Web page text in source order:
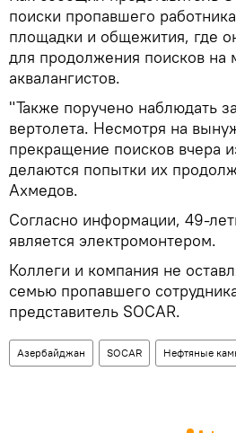
поиски пропавшего
площадки и общежития, где
для продолжения поисков на
аквалангистов.
"Также поручено наблюдать
вертолета. Несмотря на
прекращение поисков вчера
делаются попытки их
Ахмедов.
Согласно информации, 49-
является электромонтером.
Коллеги и компания не
семью пропавшего
представитель SOCAR.
Азербайджан SOCAR Нефтяные